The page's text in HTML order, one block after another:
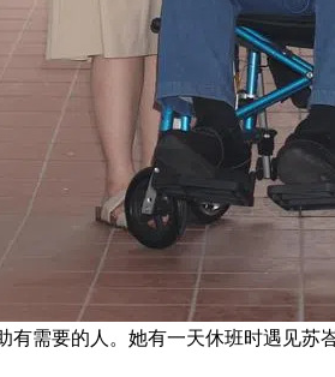
需要的人。她有一天休班时遇见